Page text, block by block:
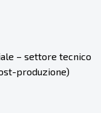
– settore tecnico
produzione)